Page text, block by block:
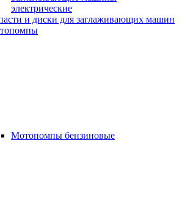
электрические
и диски для заглаживающих машин
Мотопомпы бензиновые